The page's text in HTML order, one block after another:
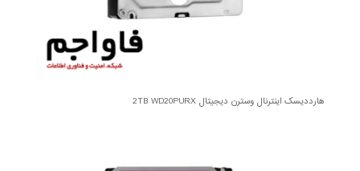
هارددیسک اینترنال وسترن دیجیتال 2TB WD20PURX